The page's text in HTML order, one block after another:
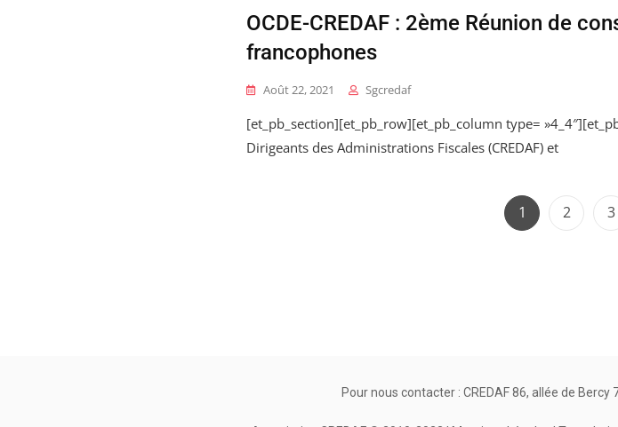
OCDE-CREDAF : 2ème Réunion de
francophones
Août 22, 2021 Sgcredaf
[et_pb_section][et_pb_row][et_pb_column type=
Dirigeants des Administrations Fiscales (CREDAF) et
des
Page
1 Page
2 3
Pour nous contacter : CREDAF 86, allée de Bercy